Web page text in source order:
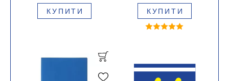
КУПИТИ КУПИТИ